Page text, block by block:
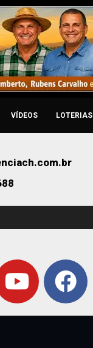
VÍDEOS LOTERIAS